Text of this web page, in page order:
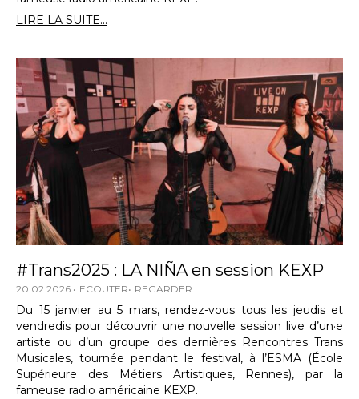
LIRE LA SUITE...
#Trans2025 : LA NIÑA en session KEXP
20.02.2026 ECOUTER REGARDER
Du 15 janvier au 5 mars, rendez-vous tous les jeudis et
vendredis pour découvrir une nouvelle session live d’un·e
artiste ou d’un groupe des dernières Rencontres Trans
Musicales, tournée pendant le festival, à l’ESMA (École
Supérieure des Métiers Artistiques, Rennes), par la
fameuse radio américaine KEXP.